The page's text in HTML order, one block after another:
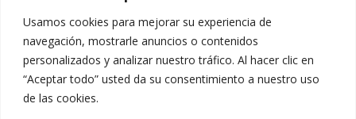
Usamos cookies para mejorar su experiencia de
navegación, mostrarle anuncios o contenidos
personalizados y analizar nuestro tráfico. Al hacer clic en
“Aceptar todo” usted da su consentimiento a nuestro uso
de las cookies.